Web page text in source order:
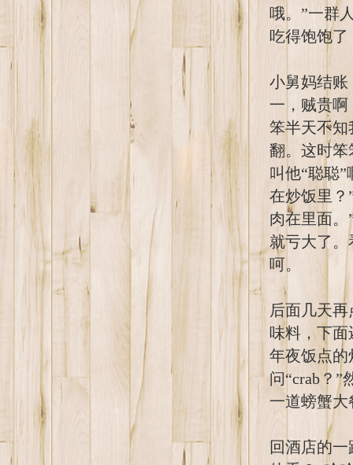
哦。”一群
吃得饱饱
小舅妈结账
一，贼贵
笨半天不
翻。这时笨
叫他“聪聪
在炒饭里？
肉在里面。
就亏大了
呵。
后面几天
味料，下面
年夜饭点的
问“crab？”
一道螃蟹大
回酒店的